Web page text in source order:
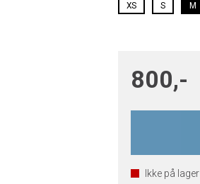
XS S M
800,-
Ikke på lager